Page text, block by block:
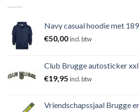
Navy casual hoodie met
€50,00incl. btw
Club Brugge autosticker xxl
€19,95 incl. btw
Vriendschapssjaal Brugge